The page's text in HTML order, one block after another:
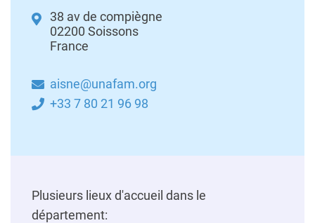
38 av de compiègne
02200 Soissons
France
aisne@unafam.org
+33 7 80 21 96 98
Plusieurs lieux d'accueil dans le
département: